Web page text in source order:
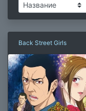
Back Street Girls